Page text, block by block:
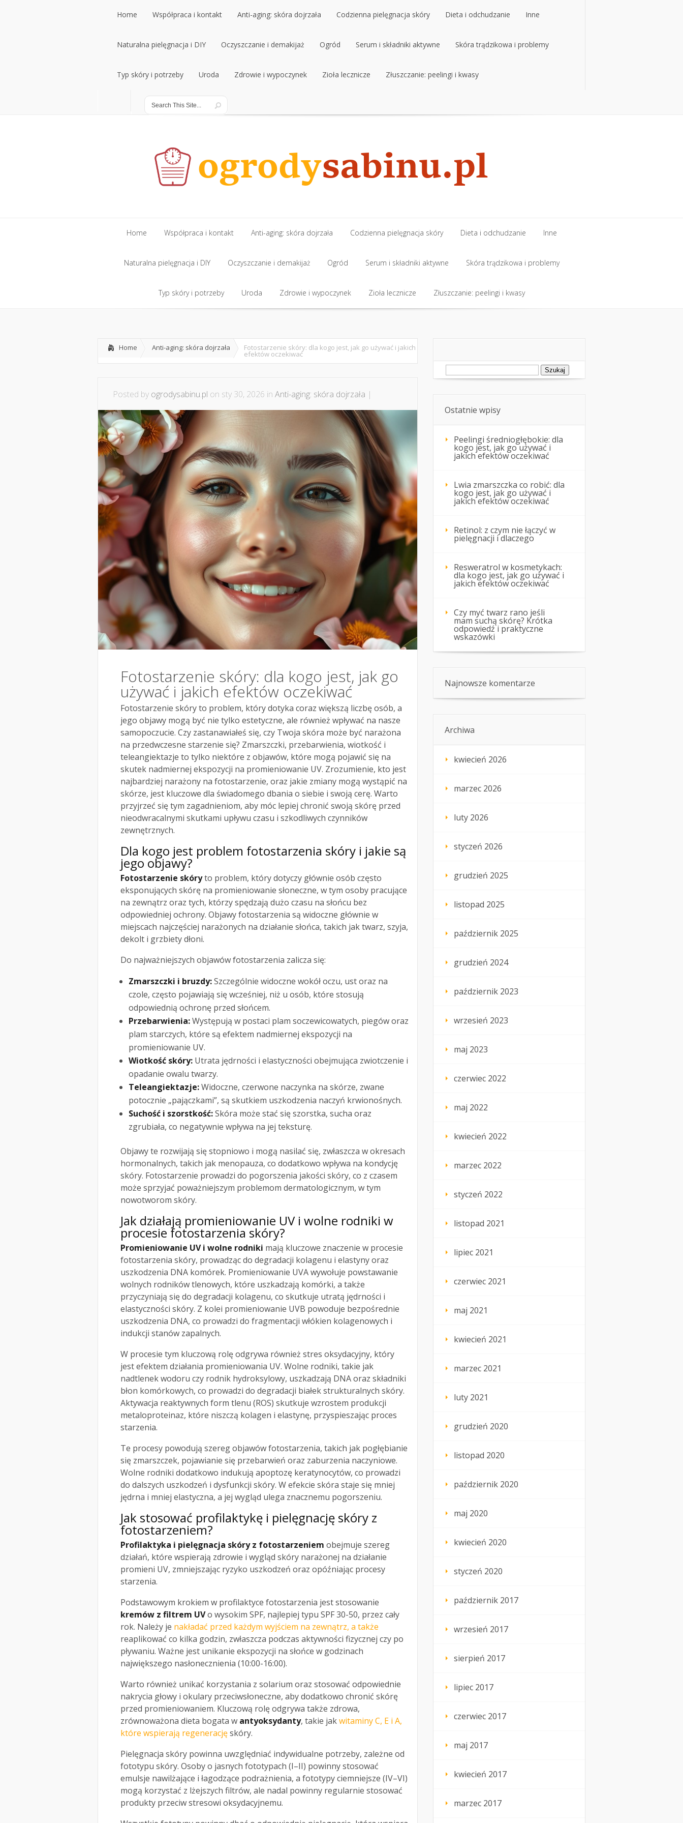
Home
Home
Współpraca i kontakt
Współpraca i kontakt
Anti-aging: skóra dojrzała
Anti-aging: skóra dojrzała
Codzienna pielęgnacja skóry
Codzienna pielęgnacja skóry
Dieta i odchudzanie
Dieta i odchudzanie
Inne
Inne
Naturalna pielęgnacja i DIY
Naturalna pielęgnacja i DIY
Oczyszczanie i demakijaż
Oczyszczanie i demakijaż
Ogród
Ogród
Serum i składniki aktywne
Serum i składniki aktywne
Skóra trądzikowa i problemy
Skóra trądzikowa i problemy
Typ skóry i potrzeby
Typ skóry i potrzeby
Uroda
Uroda
Zdrowie i wypoczynek Zioła lecznicze Złuszczanie: peelingi i kwasy
Home
Home
Współpraca i kontakt
Współpraca i kontakt
Anti-aging: skóra dojrzała
Anti-aging: skóra dojrzała
Codzienna pielęgnacja skóry
Codzienna pielęgnacja skóry
Dieta i odchudzanie
Dieta i odchudzanie
Inne
Inne
Naturalna pielęgnacja i DIY
Naturalna pielęgnacja i DIY
Oczyszczanie i demakijaż
Oczyszczanie i demakijaż
Ogród
Ogród
Serum i składniki aktywne
Serum i składniki aktywne
Skóra trądzikowa i problemy
Skóra trądzikowa i problemy
Typ skóry i potrzeby Uroda Zdrowie i wypoczynek Zioła lecznicze Złuszczanie: peelingi i kwasy
Home Anti-aging: skóra dojrzała Fotostarzenie skóry: dla kogo jest, jak go używać i jakich
efektów oczekiwać
Posted by ogrodysabinu.pl on sty 30, 2026 in Anti-aging: skóra dojrzała |
Fotostarzenie skóry: dla kogo jest, jak go
używać i jakich efektów oczekiwać
Fotostarzenie skóry to problem, który dotyka coraz większą liczbę osób, a
jego objawy mogą być nie tylko estetyczne, ale również wpływać na nasze
samopoczucie. Czy zastanawiałeś się, czy Twoja skóra może być narażona
na przedwczesne starzenie się? Zmarszczki, przebarwienia, wiotkość i
teleangiektazje to tylko niektóre z objawów, które mogą pojawić się na
skutek nadmiernej ekspozycji na promieniowanie UV. Zrozumienie, kto jest
najbardziej narażony na fotostarzenie, oraz jakie zmiany mogą wystąpić na
skórze, jest kluczowe dla świadomego dbania o siebie i swoją cerę. Warto
przyjrzeć się tym zagadnieniom, aby móc lepiej chronić swoją skórę przed
nieodwracalnymi skutkami upływu czasu i szkodliwych czynników
zewnętrznych.
Dla kogo jest problem fotostarzenia skóry i jakie są
jego objawy?
Fotostarzenie skóryto problem, który dotyczy głównie osób często
eksponujących skórę na promieniowanie słoneczne, w tym osoby pracujące
na zewnątrz oraz tych, którzy spędzają dużo czasu na słońcu bez
odpowiedniej ochrony. Objawy fotostarzenia są widoczne głównie w
miejscach najczęściej narażonych na działanie słońca, takich jak twarz, szyja,
dekolt i grzbiety dłoni.
Do najważniejszych objawów fotostarzenia zalicza się:
Zmarszczki i bruzdy:Szczególnie widoczne wokół oczu, ust oraz na
czole, często pojawiają się wcześniej, niż u osób, które stosują
odpowiednią ochronę przed słońcem.
Przebarwienia:Występują w postaci plam soczewicowatych, piegów oraz
plam starczych, które są efektem nadmiernej ekspozycji na
promieniowanie UV.
Wiotkość skóry: Utrata jędrności i elastyczności obejmująca zwiotczenie i
opadanie owalu twarzy.
Teleangiektazje:Widoczne, czerwone naczynka na skórze, zwane
potocznie „pajączkami”, są skutkiem uszkodzenia naczyń krwionośnych.
Suchość i szorstkość:Skóra może stać się szorstka, sucha oraz
zgrubiała, co negatywnie wpływa na jej teksturę.
Objawy te rozwijają się stopniowo i mogą nasilać się, zwłaszcza w okresach
hormonalnych, takich jak menopauza, co dodatkowo wpływa na kondycję
skóry. Fotostarzenie prowadzi do pogorszenia jakości skóry, co z czasem
może sprzyjać poważniejszym problemom dermatologicznym, w tym
nowotworom skóry.
Jak działają promieniowanie UV i wolne rodniki w
procesie fotostarzenia skóry?
Promieniowanie UV i wolne rodniki mają kluczowe znaczenie w procesie
fotostarzenia skóry, prowadząc do degradacji kolagenu i elastyny oraz
uszkodzenia DNA komórek. Promieniowanie UVA wywołuje powstawanie
wolnych rodników tlenowych, które uszkadzają komórki, a także
przyczyniają się do degradacji kolagenu, co skutkuje utratą jędrności i
elastyczności skóry. Z kolei promieniowanie UVB powoduje bezpośrednie
uszkodzenia DNA, co prowadzi do fragmentacji włókien kolagenowych i
indukcji stanów zapalnych.
W procesie tym kluczową rolę odgrywa również stres oksydacyjny, który
jest efektem działania promieniowania UV. Wolne rodniki, takie jak
nadtlenek wodoru czy rodnik hydroksylowy, uszkadzają DNA oraz składniki
błon komórkowych, co prowadzi do degradacji białek strukturalnych skóry.
Aktywacja reaktywnych form tlenu (ROS) skutkuje wzrostem produkcji
metaloproteinaz, które niszczą kolagen i elastynę, przyspieszając proces
starzenia.
Te procesy powodują szereg objawów fotostarzenia, takich jak pogłębianie
się zmarszczek, pojawianie się przebarwień oraz zaburzenia naczyniowe.
Wolne rodniki dodatkowo indukują apoptozę keratynocytów, co prowadzi
do dalszych uszkodzeń i dysfunkcji skóry. W efekcie skóra staje się mniej
jędrna i mniej elastyczna, a jej wygląd ulega znacznemu pogorszeniu.
Jak stosować profilaktykę i pielęgnację skóry z
fotostarzeniem?
Profilaktyka i pielęgnacja skóry z fotostarzeniem obejmuje szereg
działań, które wspierają zdrowie i wygląd skóry narażonej na działanie
promieni UV, zmniejszając ryzyko uszkodzeń oraz opóźniając procesy
starzenia.
Podstawowym krokiem w profilaktyce fotostarzenia jest stosowanie
kremów z filtrem UVo wysokim SPF, najlepiej typu SPF 30-50, przez cały
rok. Należy je nakładać przed każdym wyjściem na zewnątrz, a także
reaplikować co kilka godzin, zwłaszcza podczas aktywności fizycznej czy po
pływaniu. Ważne jest unikanie ekspozycji na słońce w godzinach
największego nasłonecznienia (10:00-16:00).
Warto również unikać korzystania z solarium oraz stosować odpowiednie
nakrycia głowy i okulary przeciwsłoneczne, aby dodatkowo chronić skórę
przed promieniowaniem. Kluczową rolę odgrywa także zdrowa,
zrównoważona dieta bogata w antyoksydanty, takie jakwitaminy C, E i A,
które wspierają regeneracjęskóry.
Pielęgnacja skóry powinna uwzględniać indywidualne potrzeby, zależne od
fototypu skóry. Osoby o jasnych fototypach (I–II) powinny stosować
emulsje nawilżające i łagodzące podrażnienia, a fototypy ciemniejsze (IV–VI)
mogą korzystać z lżejszych filtrów, ale nadal powinny regularnie stosować
produkty przeciw stresowi oksydacyjnemu.
Szukaj:
Ostatnie wpisy
Peelingi średniogłębokie: dla
kogo jest, jak go używać i
jakich efektów oczekiwać
Lwia zmarszczka co robić: dla
kogo jest, jak go używać i
jakich efektów oczekiwać
Retinol: z czym nie łączyć w
pielęgnacji i dlaczego
Resweratrol w kosmetykach:
dla kogo jest, jak go używać i
jakich efektów oczekiwać
Czy myć twarz rano jeśli
mam suchą skórę? Krótka
odpowiedź i praktyczne
wskazówki
Najnowsze komentarze
Archiwa
kwiecień 2026
marzec 2026
luty 2026
styczeń 2026
grudzień 2025
listopad 2025
październik 2025
grudzień 2024
październik 2023
wrzesień 2023
maj 2023
czerwiec 2022
maj 2022
kwiecień 2022
marzec 2022
styczeń 2022
listopad 2021
lipiec 2021
czerwiec 2021
maj 2021
kwiecień 2021
marzec 2021
luty 2021
grudzień 2020
listopad 2020
październik 2020
maj 2020
kwiecień 2020
styczeń 2020
październik 2017
wrzesień 2017
sierpień 2017
lipiec 2017
czerwiec 2017
maj 2017
kwiecień 2017
marzec 2017